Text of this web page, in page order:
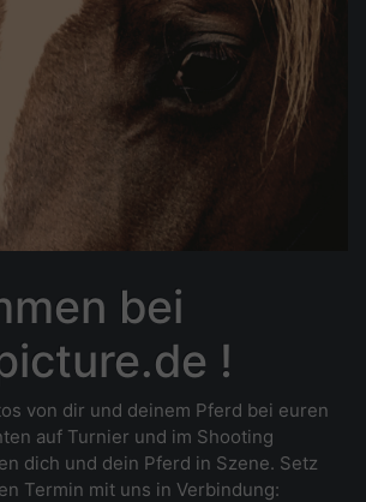
bei
!
von dir und deinem Pferd bei euren
auf Turnier und im Shooting
dich und dein Pferd in Szene. Setz
Termin mit uns in Verbindung: